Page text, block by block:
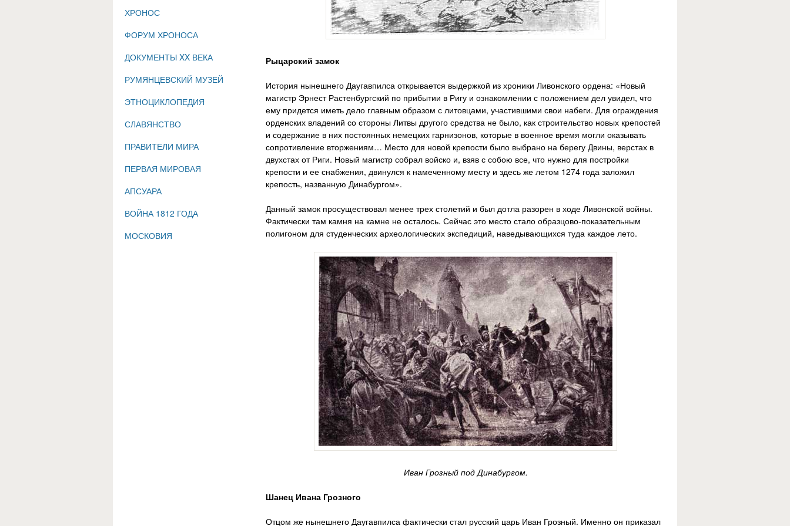
Рыцарский замок
История нынешнего Даугавпилса открывается выдержкой из хроники Ливонского ордена: «Новый
магистр Эрнест Растенбургский по прибытии в Ригу и ознакомлении с положением дел увидел, что
ему придется иметь дело главным образом с литовцами, участившими свои набеги. Для ограждения
орденских владений со стороны Литвы другого средства не было, как строительство новых крепостей
и содержание в них постоянных немецких гарнизонов, которые в военное время могли оказывать
сопротивление вторжениям… Место для новой крепости было выбрано на берегу Двины, верстах в
двухстах от Риги. Новый магистр собрал войско и, взяв с собою все, что нужно для постройки
крепости и ее снабжения, двинулся к намеченному месту и здесь же летом 1274 года заложил
крепость, названную Динабургом».
Данный замок просуществовал менее трех столетий и был дотла разорен в ходе Ливонской войны.
Фактически там камня на камне не осталось. Сейчас это место стало образцово-показательным
полигоном для студенческих археологических экспедиций, наведывающихся туда каждое лето.
Иван Грозный под Динабургом.
Шанец Ивана Грозного
Отцом же нынешнего Даугавпилса фактически стал русский царь Иван Грозный. Именно он приказал
ХРОНОС
ФОРУМ ХРОНОСА
ДОКУМЕНТЫ XX ВЕКА
РУМЯНЦЕВСКИЙ МУЗЕЙ
ЭТНОЦИКЛОПЕДИЯ
СЛАВЯНСТВО
ПРАВИТЕЛИ МИРА
ПЕРВАЯ МИРОВАЯ
АПСУАРА
ВОЙНА 1812 ГОДА
МОСКОВИЯ